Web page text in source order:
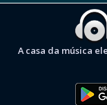
A casa da música